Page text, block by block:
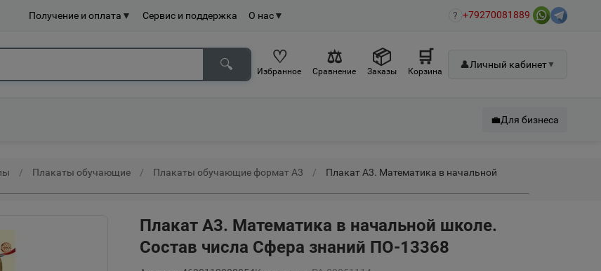
Получение и оплата ▼ Сервис и поддержка О нас▼ ? +79270081889
🔍 ♡
Избранное
⚖
Сравнение
📦
Заказы
🛒
Корзина
👤Личный кабинет▼
💼Для бизнеса
Плакаты обучающие Плакаты обучающие формат А3
Плакат А3. Математика в начальной
Плакат А3. Математика в начальной школе.
Состав числа Сфера знаний ПО-13368